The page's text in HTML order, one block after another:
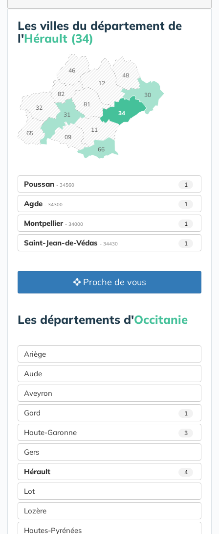
Les villes du département de
l'Hérault (34)
09
11
12
30
31
32
34
46
48
65
66
81
82
Poussan - 34560 1
Agde - 34300 1
Montpellier - 34000 1
Saint-Jean-de-Védas - 34430 1
Proche de vous
Les départements d'Occitanie
Ariège
Aude
Aveyron
Gard 1
Haute-Garonne 3
Gers
Hérault 4
Lot
Lozère
Hautes-Pyrénées